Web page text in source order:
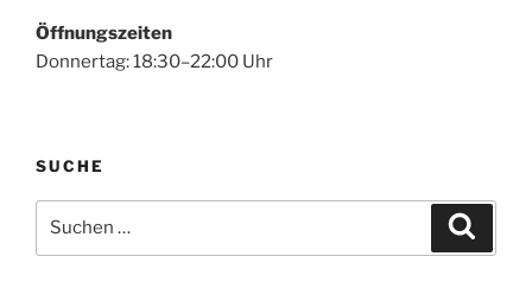
Öffnungszeiten
Donnertag: 18:30–22:00 Uhr
SUCHE
nach: